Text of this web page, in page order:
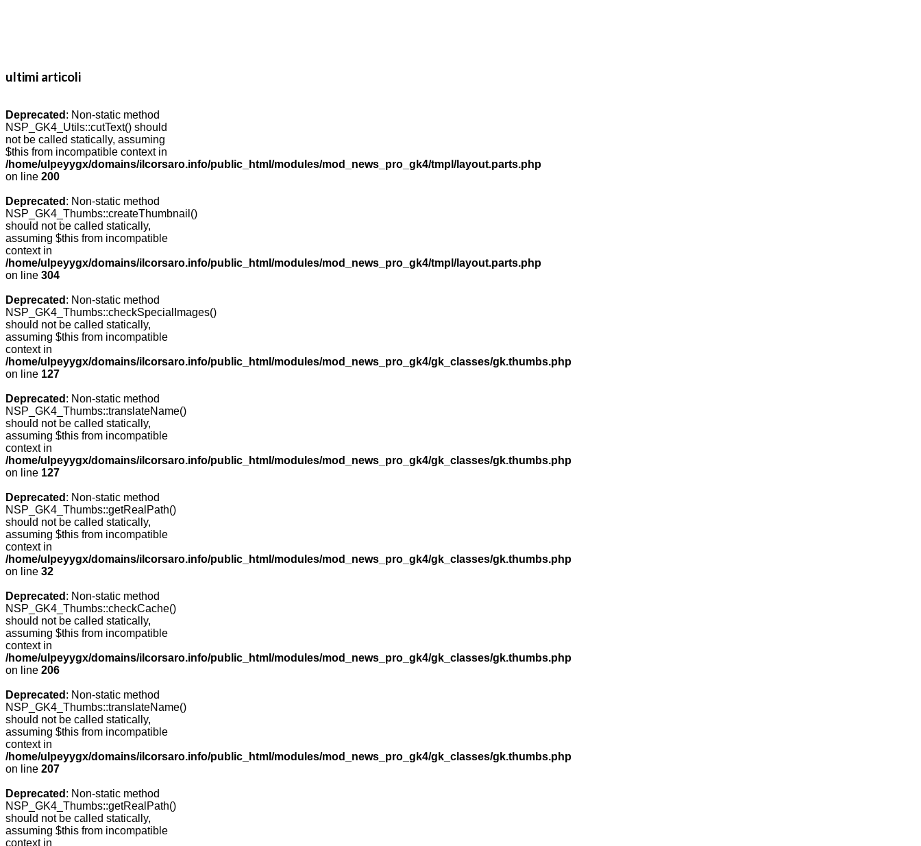
ultimi articoli
Deprecated : Non-static method
NSP_GK4_Utils::cutText() should
not be called statically, assuming
$this from incompatible context in
/home/ulpeyygx/domains/ilcorsaro.info/public_html/modules/mod_news_pro_gk4/tmpl/layout.parts.php
on line 200
Deprecated : Non-static method
NSP_GK4_Thumbs::createThumbnail()
should not be called statically,
assuming $this from incompatible
context in
/home/ulpeyygx/domains/ilcorsaro.info/public_html/modules/mod_news_pro_gk4/tmpl/layout.parts.php
on line 304
Deprecated : Non-static method
NSP_GK4_Thumbs::checkSpecialImages()
should not be called statically,
assuming $this from incompatible
context in
/home/ulpeyygx/domains/ilcorsaro.info/public_html/modules/mod_news_pro_gk4/gk_classes/gk.thumbs.php
on line 127
Deprecated : Non-static method
NSP_GK4_Thumbs::translateName()
should not be called statically,
assuming $this from incompatible
context in
/home/ulpeyygx/domains/ilcorsaro.info/public_html/modules/mod_news_pro_gk4/gk_classes/gk.thumbs.php
on line 127
Deprecated : Non-static method
NSP_GK4_Thumbs::getRealPath()
should not be called statically,
assuming $this from incompatible
context in
/home/ulpeyygx/domains/ilcorsaro.info/public_html/modules/mod_news_pro_gk4/gk_classes/gk.thumbs.php
on line 32
Deprecated : Non-static method
NSP_GK4_Thumbs::checkCache()
should not be called statically,
assuming $this from incompatible
context in
/home/ulpeyygx/domains/ilcorsaro.info/public_html/modules/mod_news_pro_gk4/gk_classes/gk.thumbs.php
on line 206
Deprecated : Non-static method
NSP_GK4_Thumbs::translateName()
should not be called statically,
assuming $this from incompatible
context in
/home/ulpeyygx/domains/ilcorsaro.info/public_html/modules/mod_news_pro_gk4/gk_classes/gk.thumbs.php
on line 207
Deprecated : Non-static method
NSP_GK4_Thumbs::getRealPath()
should not be called statically,
assuming $this from incompatible
context in